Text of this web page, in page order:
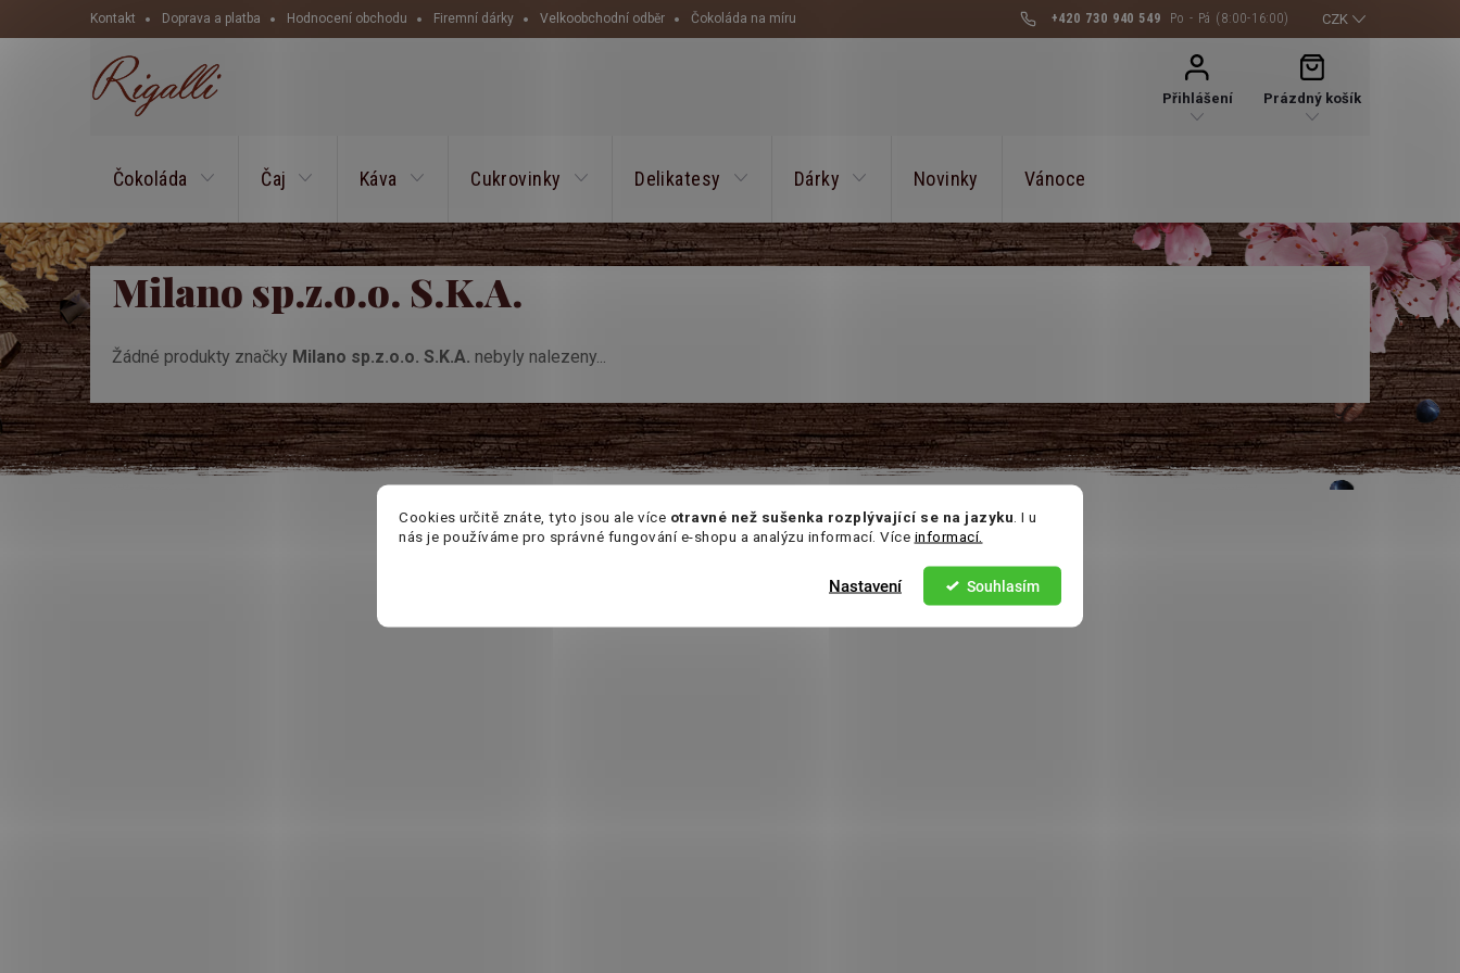
Cookies určitě znáte, tyto jsou ale více otravné než sušenka rozplývající se na jazyku . I u
nás je používáme pro správné fungování e-shopu a analýzu informací. Více informací.
Souhlasím
Nastavení
na
+420 730 940 549
Kontakt Doprava a platba Hodnocení obchodu Firemní dárky Velkoobchodní odběr Čokoláda na míru CZK
Přihlášení
KOŠÍK
Prázdný košík
Čokoláda Čaj Káva Cukrovinky Delikatesy Dárky Novinky Vánoce
Milano sp.z.o.o. S.K.A.
Žádné produkty značky Milano sp.z.o.o. S.K.A. nebyly nalezeny...